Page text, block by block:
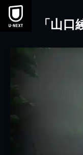
本文へスキップ
「山